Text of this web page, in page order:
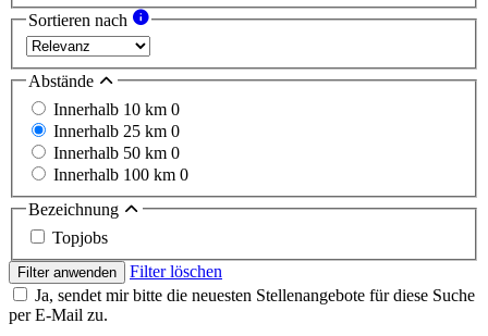
Sortieren nach
Abstände
Innerhalb 10 km 0
Innerhalb 25 km 0
Innerhalb 50 km 0
Innerhalb 100 km 0
Bezeichnung
Topjobs
Filter anwenden
Filter löschen
Ja, sendet mir bitte die neuesten Stellenangebote für diese Suche
per E-Mail zu.